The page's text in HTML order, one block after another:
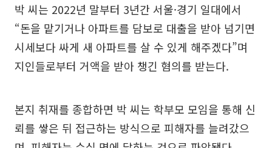
박 씨는 2022년 말부터 3년간 서울·경기 일대에서
“돈을 맡기거나 아파트를 담보로 대출을 받아 넘기면
시세보다 싸게 새 아파트를 살 수 있게 해주겠다”며
지인들로부터 거액을 받아 챙긴 혐의를 받는다.
본지 취재를 종합하면 박 씨는 학부모 모임을 통해 신
뢰를 쌓은 뒤 접근하는 방식으로 피해자를 늘려갔으